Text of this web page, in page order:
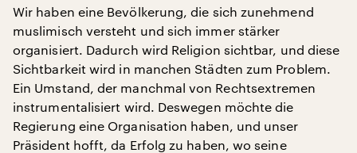
Wir haben eine Bevölkerung, die sich zunehmend
muslimisch versteht und sich immer stärker
organisiert. Dadurch wird Religion sichtbar, und diese
Sichtbarkeit wird in manchen Städten zum Problem.
Ein Umstand, der manchmal von Rechtsextremen
instrumentalisiert wird. Deswegen möchte die
Regierung eine Organisation haben, und unser
Präsident hofft, da Erfolg zu haben, wo seine